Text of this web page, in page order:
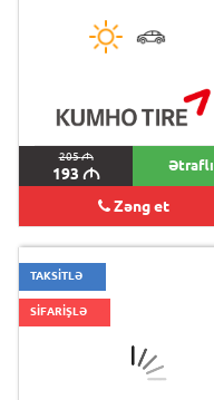
205M
193 M Ətraflı
Zəng et
TAKSİTLƏ
SİFARİŞLƏ